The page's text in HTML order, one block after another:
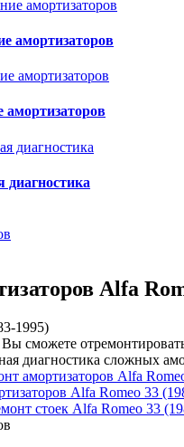
амортизаторов
Alfa
Вы сможете
диагностика сложных
амортизаторов Alfa
Alfa Romeo 33
стоек Alfa Romeo 33